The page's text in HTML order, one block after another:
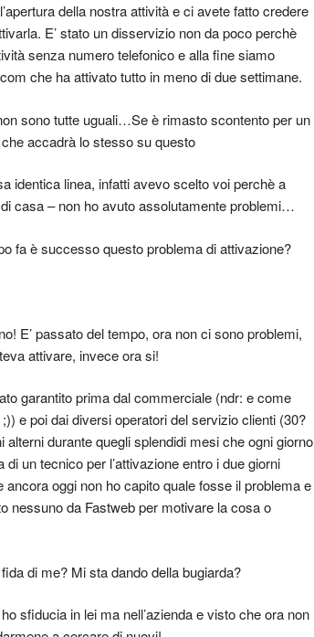
della nostra attività e ci avete fatto credere
E’ stato un disservizio non da poco perchè
senza numero telefonico e alla fine siamo
che ha attivato tutto in meno di due settimane.
sono tutte uguali…Se è rimasto scontento per un
accadrà lo stesso su questo
identica linea, infatti avevo scelto voi perchè a
casa – non ho avuto assolutamente problemi…
fa è successo questo problema di attivazione?
E’ passato del tempo, ora non ci sono problemi,
attivare, invece ora si!
garantito prima dal commerciale (ndr: e come
e poi dai diversi operatori del servizio clienti (30?
alterni durante quegli splendidi mesi che ogni giorno
un tecnico per l’attivazione entro i due giorni
oggi non ho capito quale fosse il problema e
nessuno da Fastweb per motivare la cosa o
di me? Mi sta dando della bugiarda?
sfiducia in lei ma nell’azienda e visto che ora non